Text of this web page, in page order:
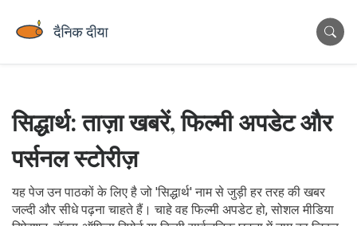
सिद्धार्थ: ताज़ा खबरें, फिल्मी अपडेट और
पर्सनल स्टोरीज़
यह पेज उन पाठकों के लिए है जो 'सिद्धार्थ' नाम से जुड़ी हर तरह की खबर
जल्दी और सीधे पढ़ना चाहते हैं। चाहे वह फिल्मी अपडेट हो, सोशल मीडिया